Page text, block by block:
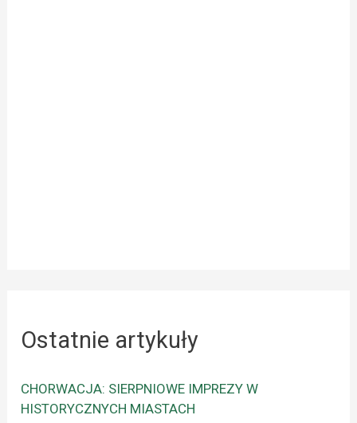
Ostatnie artykuły
CHORWACJA: SIERPNIOWE IMPREZY W
HISTORYCZNYCH MIASTACH